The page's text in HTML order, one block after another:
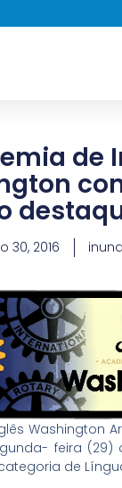
de
30, 2016
Washington
feira (29)
de